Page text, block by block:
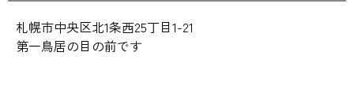
札幌市中央区北1条西25丁目1-21
第一鳥居の目の前です